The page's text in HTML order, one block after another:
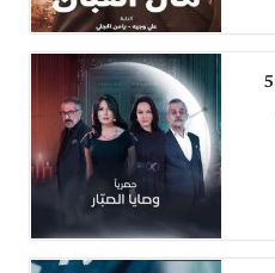
مسلسل وصايا الصبار الحلقة 5